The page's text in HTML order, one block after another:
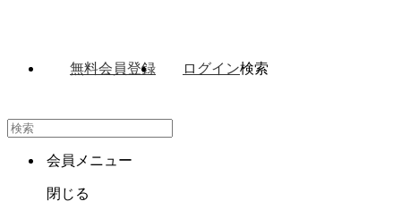
無料会員登録 ログイン検索
会員メニュー
閉じる